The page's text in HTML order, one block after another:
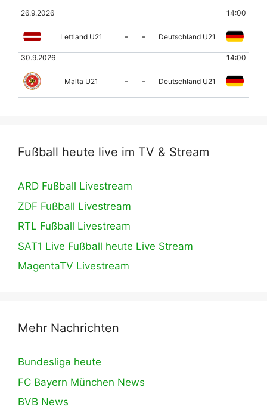
26.9.2026 14:00
Lettland U21 - - Deutschland U21
30.9.2026 14:00
Malta U21 - - Deutschland U21
Fußball heute live im TV & Stream
ARD Fußball Livestream
ZDF Fußball Livestream
RTL Fußball Livestream
SAT1 Live Fußball heute Live Stream
MagentaTV Livestream
Mehr Nachrichten
Bundesliga heute
FC Bayern München News
BVB News